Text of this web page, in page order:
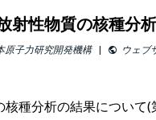
射性物質の核種分
原子力研究開発機構 public ウェブ
種分析の結果について(